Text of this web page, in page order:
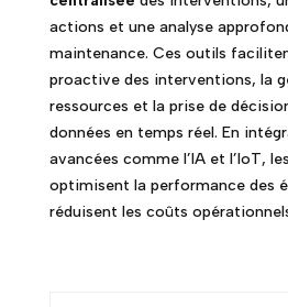
actions et une analyse
maintenance. Ces outils
proactive des interventions, la
ressources et la prise de
données en temps réel. En
avancées comme l’IA et l’IoT,
optimisent la performance des
réduisent les coûts